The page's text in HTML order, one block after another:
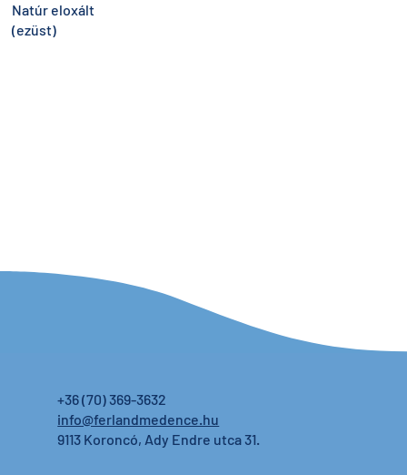
Natúr eloxált
(ezüst)
+36 (70) 369-3632
info@ferlandmedence.hu
9113 Koroncó, Ady Endre utca 31.